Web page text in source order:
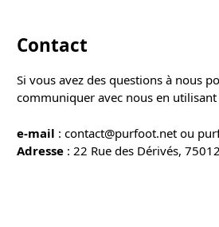
Contact
Si vous avez des questions à nous
communiquer avec nous en utilisant
e-mail : contact@purfoot.net ou
Adresse : 22 Rue des Dérivés,